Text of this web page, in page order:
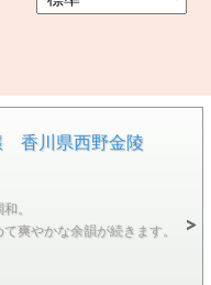
香川県西野金陵
。
爽やかな余韻が続きます。